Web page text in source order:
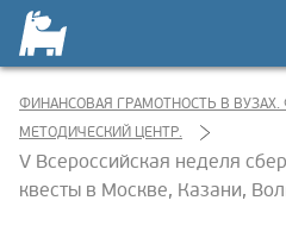
ФИНАНСОВАЯ ГРАМОТНОСТЬ В
МЕТОДИЧЕСКИЙ ЦЕНТР.
V Всероссийская неделя
квесты в Москве, Казани,